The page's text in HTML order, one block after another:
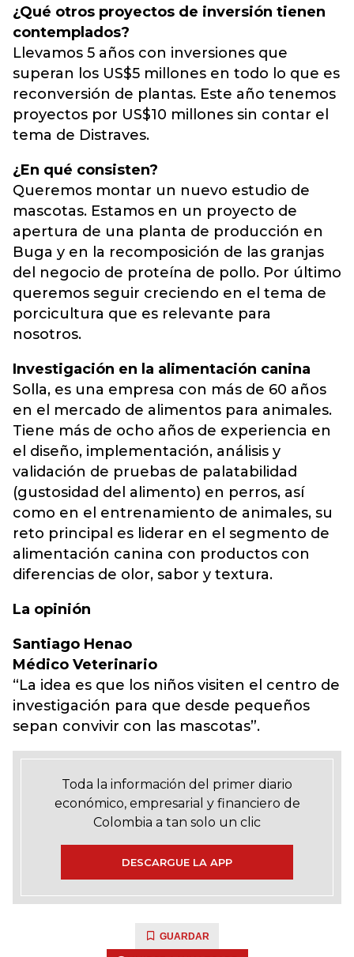
¿Qué otros proyectos de inversión tienen
contemplados?
Llevamos 5 años con inversiones que
superan los US$5 millones en todo lo que es
reconversión de plantas. Este año tenemos
proyectos por US$10 millones sin contar el
tema de Distraves.
¿En qué consisten?
Queremos montar un nuevo estudio de
mascotas. Estamos en un proyecto de
apertura de una planta de producción en
Buga y en la recomposición de las granjas
del negocio de proteína de pollo. Por último
queremos seguir creciendo en el tema de
porcicultura que es relevante para
nosotros.
Investigación en la alimentación canina
Solla, es una empresa con más de 60 años
en el mercado de alimentos para animales.
Tiene más de ocho años de experiencia en
el diseño, implementación, análisis y
validación de pruebas de palatabilidad
(gustosidad del alimento) en perros, así
como en el entrenamiento de animales, su
reto principal es liderar en el segmento de
alimentación canina con productos con
diferencias de olor, sabor y textura.
La opinión
Santiago Henao
Médico Veterinario
“La idea es que los niños visiten el centro de
investigación para que desde pequeños
sepan convivir con las mascotas”.
Toda la información del primer diario
económico, empresarial y financiero de
Colombia a tan solo un clic
DESCARGUE LA APP
GUARDAR